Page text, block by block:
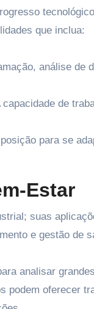
que inclua:
análise de
capacidade de
para se
Estar
suas
e gestão de
analisar
podem oferecer